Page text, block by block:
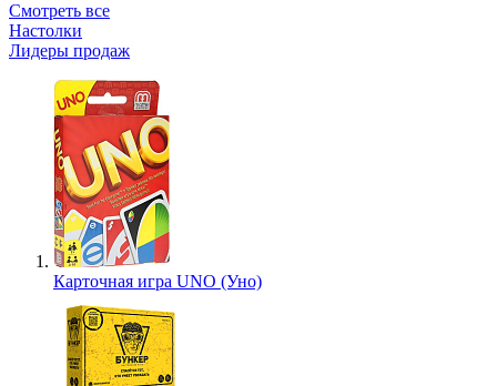
Смотреть все
Настолки
Лидеры продаж
Карточная игра UNO (Уно)